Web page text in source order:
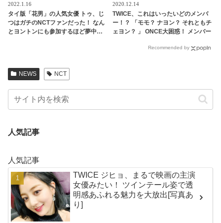
2022.1.16
タイ版「花男」の人気女優 トゥ、じ
つはガチのNCTファンだった！ なん
とヨントンにも参加するほど夢中…
2020.12.14
TWICE、これはいったいどのメンバ
ー！？ 「モモ？ ナヨン？ それともチ
ェヨン？ 」 ONCE大困惑！ メンバー
Recommended by
NEWS NCT
人気記事
人気記事
TWICE ジヒョ、まるで映画の主演
女優みたい！ ツインテール姿で透
明感あふれる魅力を大放出[写真あ
り]